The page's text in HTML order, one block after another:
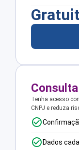
Tenha acesso
CNPJ e reduza
Dados